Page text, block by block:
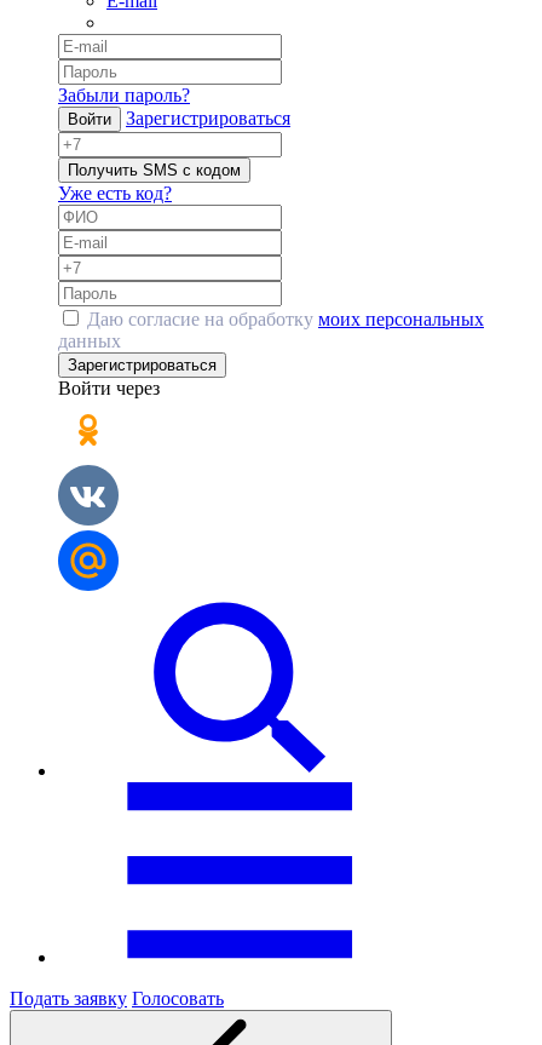
Забыли пароль?
Войти Зарегистрироваться
Получить SMS с кодом
Уже есть код?
Даю согласие на обработку моих персональных
данных
Зарегистрироваться
Войти через
Подать заявку Голосовать